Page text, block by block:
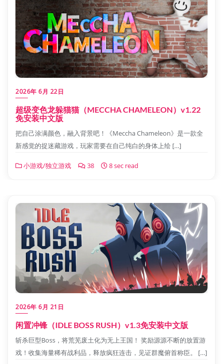
2026年 6月 22日
超级变色龙躲猫猫（MECCHA CHAMELEON）v1.22
免安装中文版
把自己涂满颜色，融入背景吧！《Meccha Chameleon》是一款全
新感觉的捉迷藏游戏，玩家需要在自己纯白的身体上绘 […]
小游戏/独立游戏 38 8 sec read
2026年 6月 21日
闲置冲锋（IDLE BOSS RUSH）v1.3免安装中文版
斩杀巨型Boss，将荒芜废土化为无上王国！ 奖励源源不断的放置游
戏！收集海量稀有战利品，释放疯狂连击，见证群魔俯首称臣。 […]